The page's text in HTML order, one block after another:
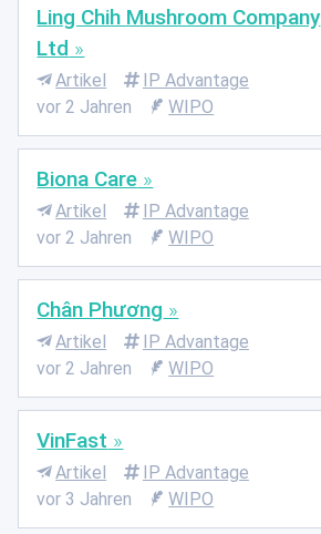
Ling Chih Mushroom Company
Ltd
Artikel
IP Advantage
vor 2 Jahren
WIPO
Biona Care
Artikel
IP Advantage
vor 2 Jahren
WIPO
Chân Phương
Artikel
IP Advantage
vor 2 Jahren
WIPO
VinFast
Artikel
IP Advantage
vor 3 Jahren
WIPO